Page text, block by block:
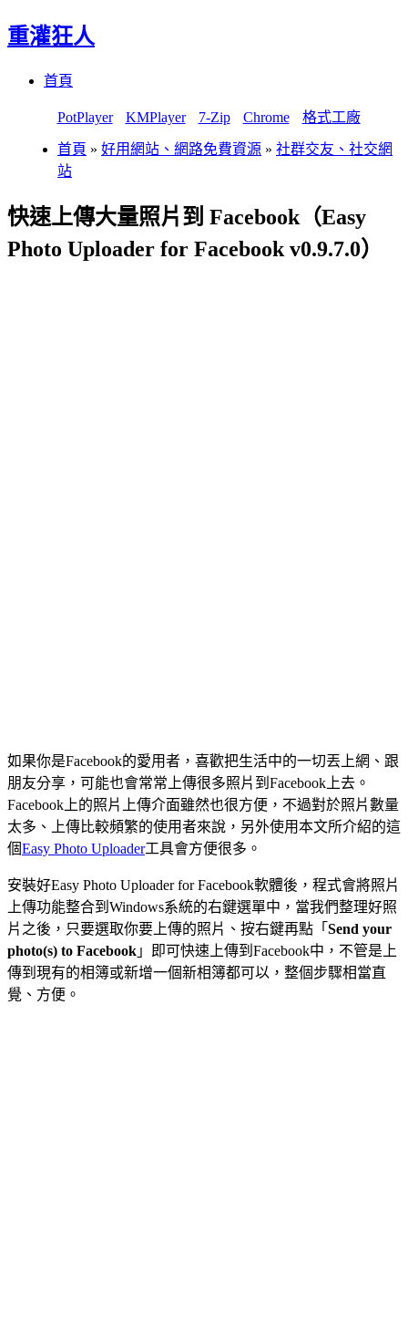
重灌狂人
首頁
PotPlayer KMPlayer 7-Zip Chrome 格式工廠
首頁 » 好用網站、網路免費資源 » 社群交友、社交網
站
快速上傳大量照片到 Facebook（Easy
Photo Uploader for Facebook v0.9.7.0）
如果你是Facebook的愛用者，喜歡把生活中的一切丟上網、跟
朋友分享，可能也會常常上傳很多照片到Facebook上去。
Facebook上的照片上傳介面雖然也很方便，不過對於照片數量
太多、上傳比較頻繁的使用者來說，另外使用本文所介紹的這
個Easy Photo Uploader工具會方便很多。
安裝好Easy Photo Uploader for Facebook軟體後，程式會將照片
上傳功能整合到Windows系統的右鍵選單中，當我們整理好照
片之後，只要選取你要上傳的照片、按右鍵再點「 Send your
photo(s) to Facebook 」即可快速上傳到Facebook中，不管是上
傳到現有的相簿或新增一個新相簿都可以，整個步驟相當直
覺、方便。